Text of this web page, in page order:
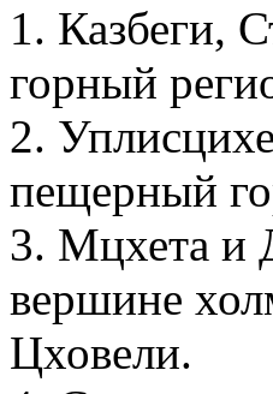
1. Казбеги,
горный
2.
пещерный
3. Мцхета и
вершине
Цховели.